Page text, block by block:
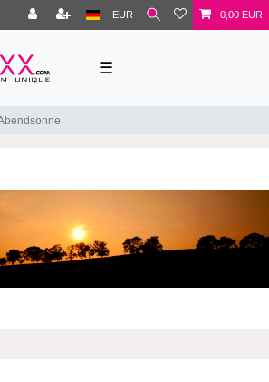
EUR 0,00 EUR
☰